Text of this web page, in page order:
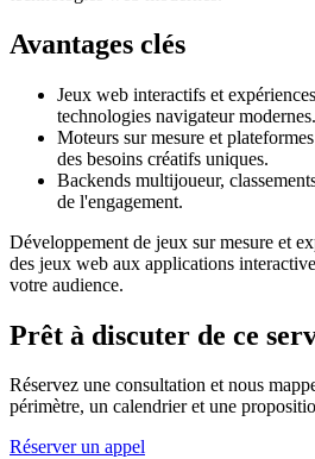
Avantages clés
Jeux web interactifs et
technologies navigateur modernes.
Moteurs sur mesure et
des besoins créatifs uniques.
Backends multijoueur,
de l'engagement.
Développement de jeux sur mesure et
des jeux web aux applications
votre audience.
Prêt à discuter de ce
Réservez une consultation et nous
périmètre, un calendrier et une
Réserver un appel